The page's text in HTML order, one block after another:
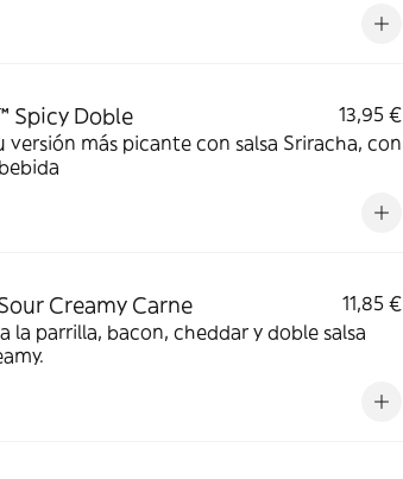
Spicy Doble
13,95 €
versión más picante con salsa Sriracha, con
Creamy Carne
11,85 €
la parrilla, bacon, cheddar y doble salsa